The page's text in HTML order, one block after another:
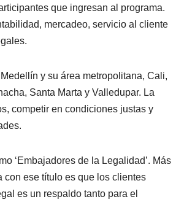
que ingresan al programa.
mercadeo, servicio al cliente
y su área metropolitana, Cali,
Santa Marta y Valledupar. La
competir en condiciones justas y
‘Embajadores de la Legalidad’. Más
ese título es que los clientes
es un respaldo tanto para el